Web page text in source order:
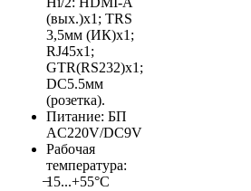
(вых.)х1; TRS
3,5мм (ИК)х1;
RJ45х1;
GTR(RS232)х1;
DC5.5мм
(розетка).
Питание: БП
AC220V/DC9V
Рабочая
температура:
̶15...+55°С